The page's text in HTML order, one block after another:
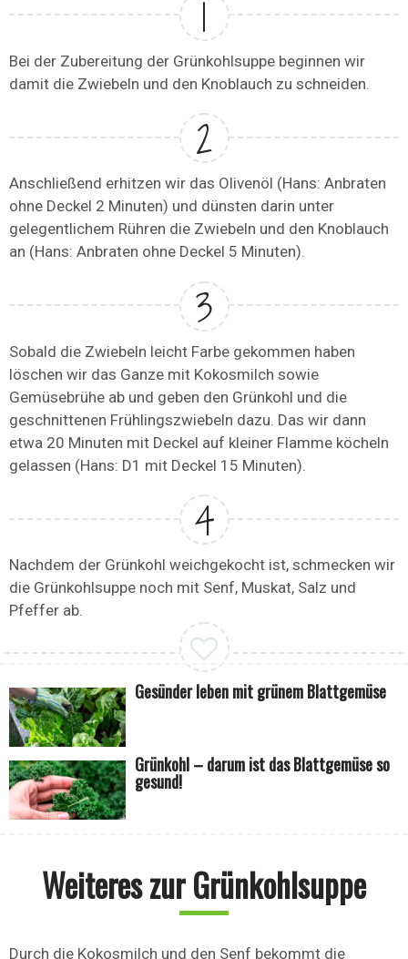
Bei der Zubereitung der Grünkohlsuppe beginnen wir
damit die Zwiebeln und den Knoblauch zu schneiden.
Anschließend erhitzen wir das Olivenöl (Hans: Anbraten
ohne Deckel 2 Minuten) und dünsten darin unter
gelegentlichem Rühren die Zwiebeln und den Knoblauch
an (Hans: Anbraten ohne Deckel 5 Minuten).
Sobald die Zwiebeln leicht Farbe gekommen haben
löschen wir das Ganze mit Kokosmilch sowie
Gemüsebrühe ab und geben den Grünkohl und die
geschnittenen Frühlingszwiebeln dazu. Das wir dann
etwa 20 Minuten mit Deckel auf kleiner Flamme köcheln
gelassen (Hans: D1 mit Deckel 15 Minuten).
Nachdem der Grünkohl weichgekocht ist, schmecken wir
die Grünkohlsuppe noch mit Senf, Muskat, Salz und
Pfeffer ab.
Gesünder leben mit grünem Blattgemüse
Grünkohl – darum ist das Blattgemüse so
gesund!
Weiteres zur Grünkohlsuppe
Durch die Kokosmilch und den Senf bekommt die